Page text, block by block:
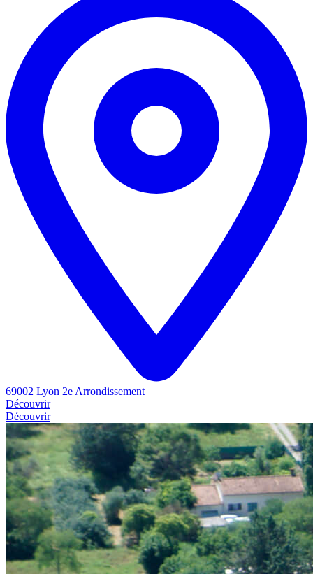
69002 Lyon 2e Arrondissement
Découvrir
Découvrir